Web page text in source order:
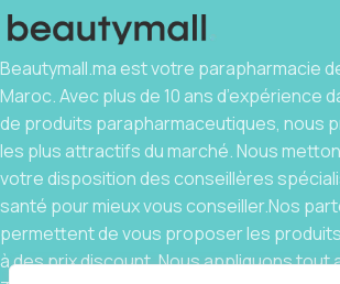
Beautymall.ma est votre parapharmacie
Maroc. Avec plus de 10 ans d’expérience
de produits parapharmaceutiques, nous
les plus attractifs du marché. Nous
votre disposition des conseillères
santé pour mieux vous conseiller.Nos
permettent de vous proposer les
à des prix discount. Nous appliquons tout